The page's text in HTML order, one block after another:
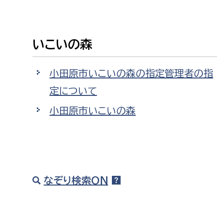
上下水道局
経営総務課
給排水業務課
教育部
農業委員会事務局
いこいの森
小田原市いこいの森の指定管理者の指
定について
小田原市いこいの森
なぞり検索ON